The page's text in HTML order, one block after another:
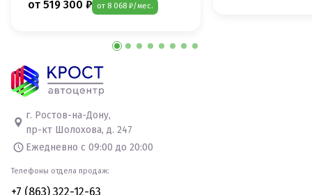
от 519 300 ₽ от 8 068 ₽/мес.
г. Ростов-на-Дону,
пр-кт Шолохова, д. 247
Ежедневно с 09:00 до 20:00
Телефоны отдела продаж:
+7 (863) 322-12-63